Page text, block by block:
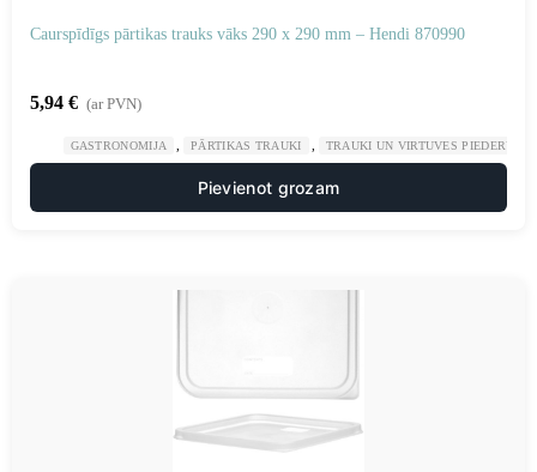
Caurspīdīgs pārtikas trauks vāks 290 x 290 mm – Hendi 870990
5,94 € (ar PVN)
GASTRONOMIJA PĀRTIKAS TRAUKI TRAUKI UN VIRTUVES PIEDERUMI
Pievienot grozam